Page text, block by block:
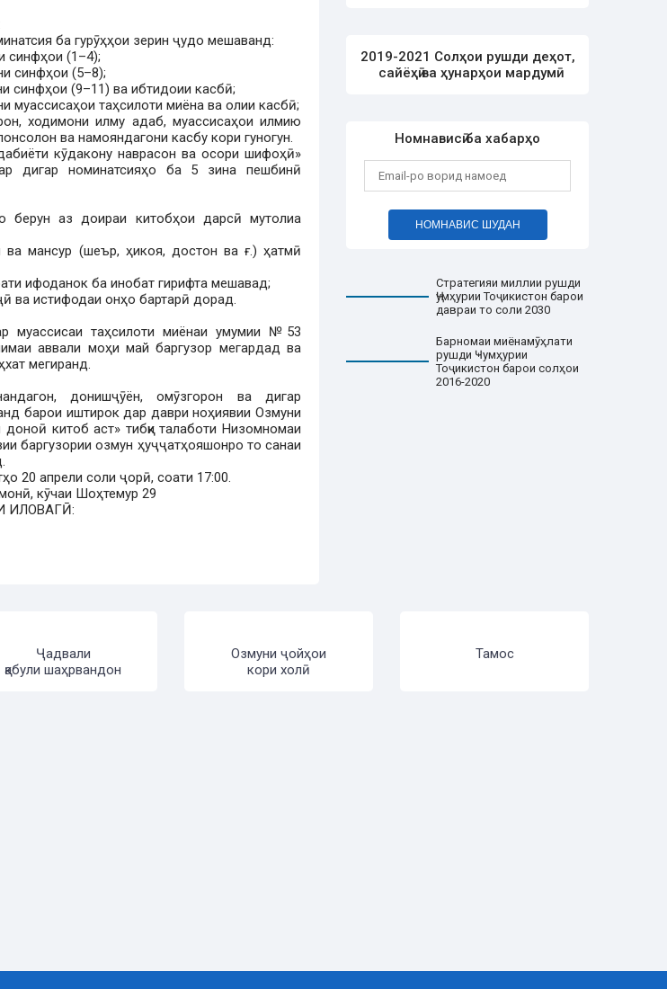
ба гурӯҳҳои зерин ҷудо мешаванд:
синфҳои (1–4);
синфҳои (5–8);
синфҳои (9–11) ва ибтидоии касбӣ;
муассисаҳои таҳсилоти миёна ва олии касбӣ;
ходимони илму адаб, муассисаҳои илмию
ва намояндагони касбу кори гуногун.
кӯдакону наврасон ва осори шифоҳӣ»
дигар номинатсияҳо ба 5 зина пешбинӣ
берун аз доираи китобҳои дарсӣ мутолиа
ва мансур (шеър, ҳикоя, достон ва ғ.) ҳатмӣ
ифоданок ба инобат гирифта мешавад;
ва истифодаи онҳо бартарӣ дорад.
муассисаи таҳсилоти миёнаи умумии №53
аввали моҳи май баргузор мегардад ва
мегиранд.
донишҷӯён, омӯзгорон ва дигар
барои иштирок дар даври ноҳиявии Озмуни
китоб аст» тибқи талаботи Низомномаи
баргузории озмун ҳуҷҷатҳояшонро то санаи
20 апрели соли ҷорӣ, соати 17:00.
кӯчаи Шоҳтемур 29
ИЛОВАГӢ:
2019-2021 Солҳои рушди деҳот,
сайёҳӣ ва ҳунарҳои мардумӣ
Номнависӣ ба хабарҳо
НОМНАВИС ШУДАН
Стратегияи миллии рушди
Ҷумҳурии Тоҷикистон барои
давраи то соли 2030
Барномаи миёнамӯҳлати
рушди Ҹумҳурии
Тоҷикистон барои солҳои
2016-2020
Ҷадвали
қабули шаҳрвандон
Озмуни ҷойҳои
кори холӣ
Тамос